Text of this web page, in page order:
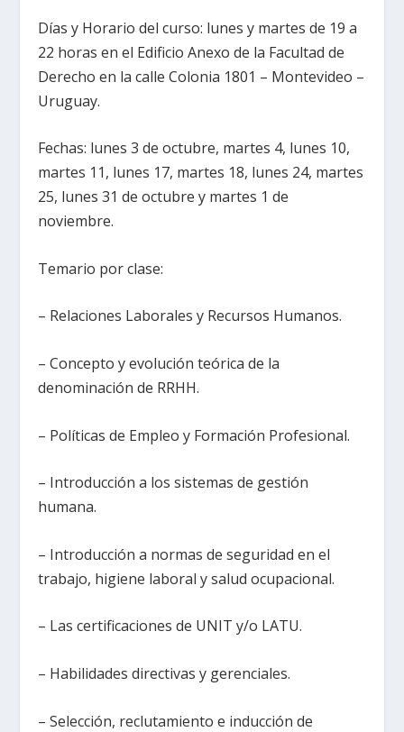
Días y Horario del curso: lunes y martes de 19 a
22 horas en el Edificio Anexo de la Facultad de
Derecho en la calle Colonia 1801 – Montevideo –
Uruguay.
Fechas: lunes 3 de octubre, martes 4, lunes 10,
martes 11, lunes 17, martes 18, lunes 24, martes
25, lunes 31 de octubre y martes 1 de
noviembre.
Temario por clase:
– Relaciones Laborales y Recursos Humanos.
– Concepto y evolución teórica de la
denominación de RRHH.
– Políticas de Empleo y Formación Profesional.
– Introducción a los sistemas de gestión
humana.
– Introducción a normas de seguridad en el
trabajo, higiene laboral y salud ocupacional.
– Las certificaciones de UNIT y/o LATU.
– Habilidades directivas y gerenciales.
– Selección, reclutamiento e inducción de